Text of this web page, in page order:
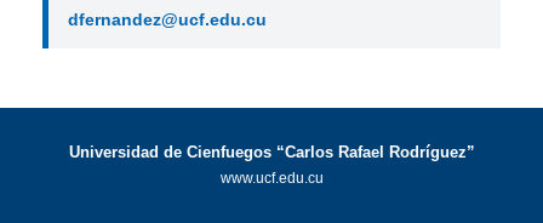
dfernandez@ucf.edu.cu
Universidad de Cienfuegos “Carlos Rafael Rodríguez”
www.ucf.edu.cu